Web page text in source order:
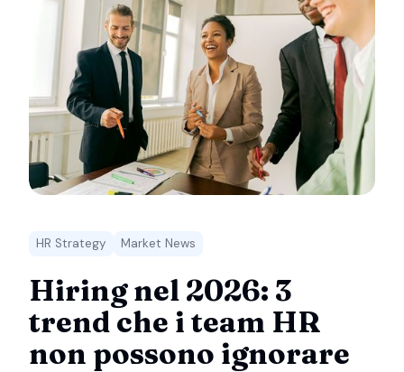
HR Strategy Market News
Hiring nel 2026: 3
trend che i team HR
non possono ignorare